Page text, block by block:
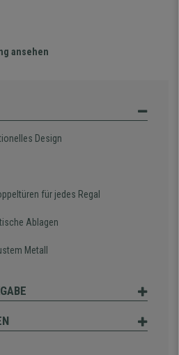
ansehen
Design
für jedes Regal
Ablagen
Metall